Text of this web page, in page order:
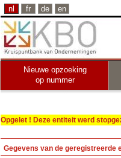
nl fr de en
Nieuwe opzoeking
op nummer
Opgelet ! Deze entiteit werd
Gegevens van de geregistreerde